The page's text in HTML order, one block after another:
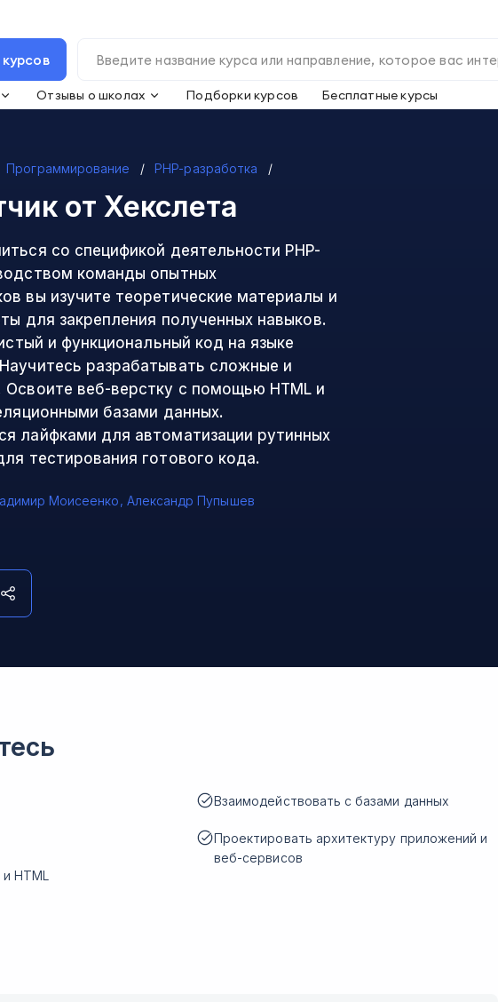
Отзывы о школах Подборки курсов Бесплатные курсы
Программирование PHP-разработка
от Хекслета
со спецификой деятельности PHP-
команды опытных
вы изучите теоретические материалы и
для закрепления полученных навыков.
и функциональный код на языке
разрабатывать сложные и
веб-верстку с помощью HTML и
базами данных.
лайфками для автоматизации рутинных
тестирования готового кода.
Моисеенко, Александр Пупышев
HTML
Взаимодействовать с базами данных
Проектировать архитектуру приложений и
веб-сервисов